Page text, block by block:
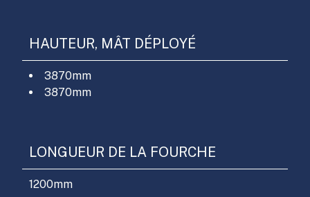
HAUTEUR, MÂT DÉPLOYÉ
3870mm
3870mm
LONGUEUR DE LA FOURCHE
1200mm